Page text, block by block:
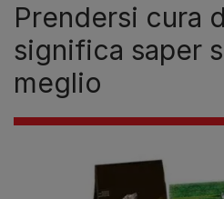
Prendersi cura
significa saper
meglio